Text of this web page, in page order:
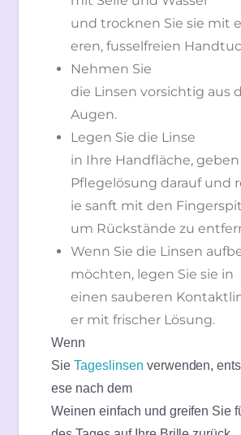
und trocknen Sie sie mit
eren, fusselfreien
Nehmen Sie
die Linsen vorsichtig aus
Augen.
Legen Sie die Linse
in Ihre Handfläche,
Pflegelösung darauf und
ie sanft mit den
um Rückstände zu
Wenn Sie die Linsen
möchten, legen Sie sie in
einen sauberen
er mit frischer Lösung.
Wenn
SieTageslinsen verwenden,
ese nach dem
Weinen einfach und greifen Sie